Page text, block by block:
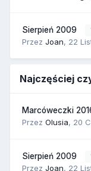
Sierpień 2009
Przez Joan, 22
Najczęściej
Marcóweczki
Przez Olusia, 20
Sierpień 2009
Przez Joan, 22